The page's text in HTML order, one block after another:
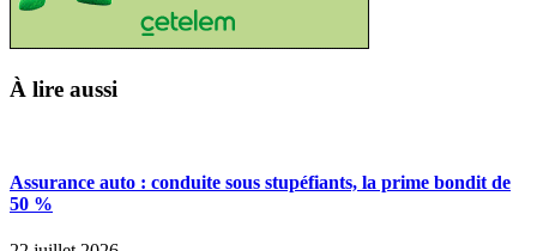
À lire aussi
Assurance auto : conduite sous stupéfiants, la prime bondit de
50 %